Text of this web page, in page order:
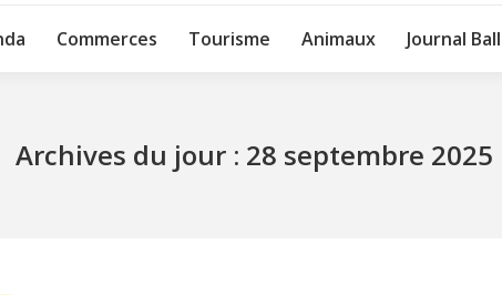
Commerces Tourisme Animaux Journal
Archives du jour : 28 septembre 2025